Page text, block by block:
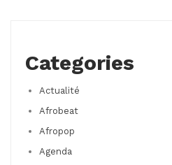
Categories
Actualité
Afrobeat
Afropop
Agenda